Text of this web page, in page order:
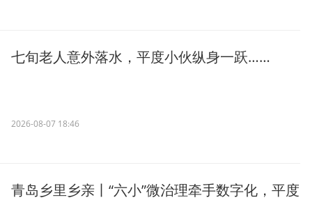
七旬老人意外落水，平度小伙纵身一跃……
2026-08-07 18:46
青岛乡里乡亲丨“六小”微治理牵手数字化，平度